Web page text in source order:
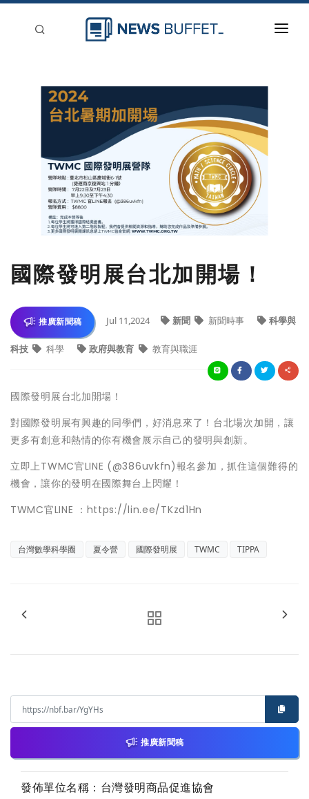
新聞稿分類
登入
國際發明展台北加開場！
推廣新聞稿 Jul 11,2024 新聞 新聞時事 科學與
科技 科學 政府與教育 教育與職涯
國際發明展台北加開場！
對國際發明展有興趣的同學們，好消息來了！台北場次加開，讓
更多有創意和熱情的你有機會展示自己的發明與創新。
立即上TWMC官LINE (@386uvkfn)報名參加，抓住這個難得的
機會，讓你的發明在國際舞台上閃耀！
TWMC官LINE ：https://lin.ee/TKzd1Hn
台灣數學科學圈 夏令營 國際發明展 TWMC TIPPA
推廣新聞稿
發佈單位名稱：台灣發明商品促進協會